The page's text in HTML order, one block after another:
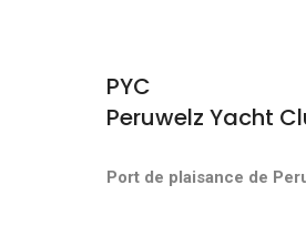
PYC
Peruwelz Yacht
Port de plaisance de